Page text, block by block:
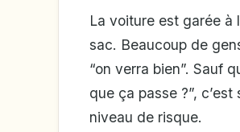
La voiture est garée à
sac. Beaucoup de
“on verra bien”. Sauf
que ça passe ?”, c’est
niveau de risque.